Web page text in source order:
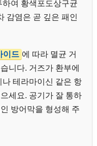
여 황색포도상구균
감염은 곧 깊은 패인
이드 에 따라 멸균 거
니다. 거즈가 환부에
테라마이신 같은 항
세요. 공기가 잘 통하
방어막을 형성해 주